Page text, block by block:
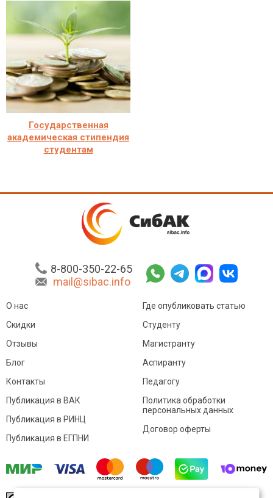
Государственная
академическая стипендия
студентам
8-800-350-22-65
mail@sibac.info
О нас
Скидки
Отзывы
Блог
Контакты
Где опубликовать статью
Студенту
Магистранту
Аспиранту
Педагогу
Публикация в ВАК
Публикация в РИНЦ
Публикация в ЕГПНИ
Политика обработки
персональных данных
Договор оферты